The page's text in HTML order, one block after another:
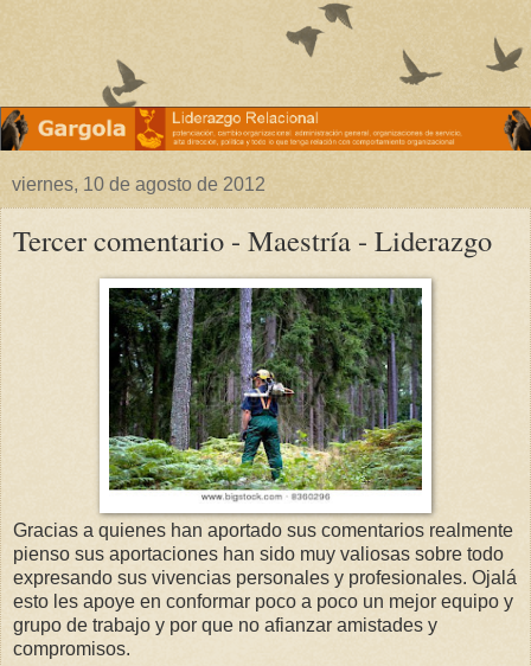
viernes, 10 de agosto de 2012
Tercer comentario - Maestría - Liderazgo
Gracias a quienes han aportado sus comentarios realmente
pienso sus aportaciones han sido muy valiosas sobre todo
expresando sus vivencias personales y profesionales. Ojalá
esto les apoye en conformar poco a poco un mejor equipo y
grupo de trabajo y por que no afianzar amistades y
compromisos.